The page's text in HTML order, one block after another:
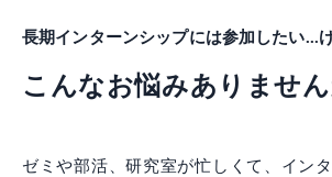
長期インターンシップには参加したい...
こんなお悩みありません
ゼミや部活、研究室が忙しくて、イン